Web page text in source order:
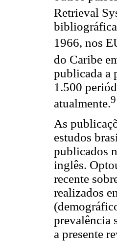
Retrieval
1966, nos
do Caribe
publicada a
1.500
atualmente.9
As
estudos
publicados
inglês.
recente
realizados
prevalência
a presente